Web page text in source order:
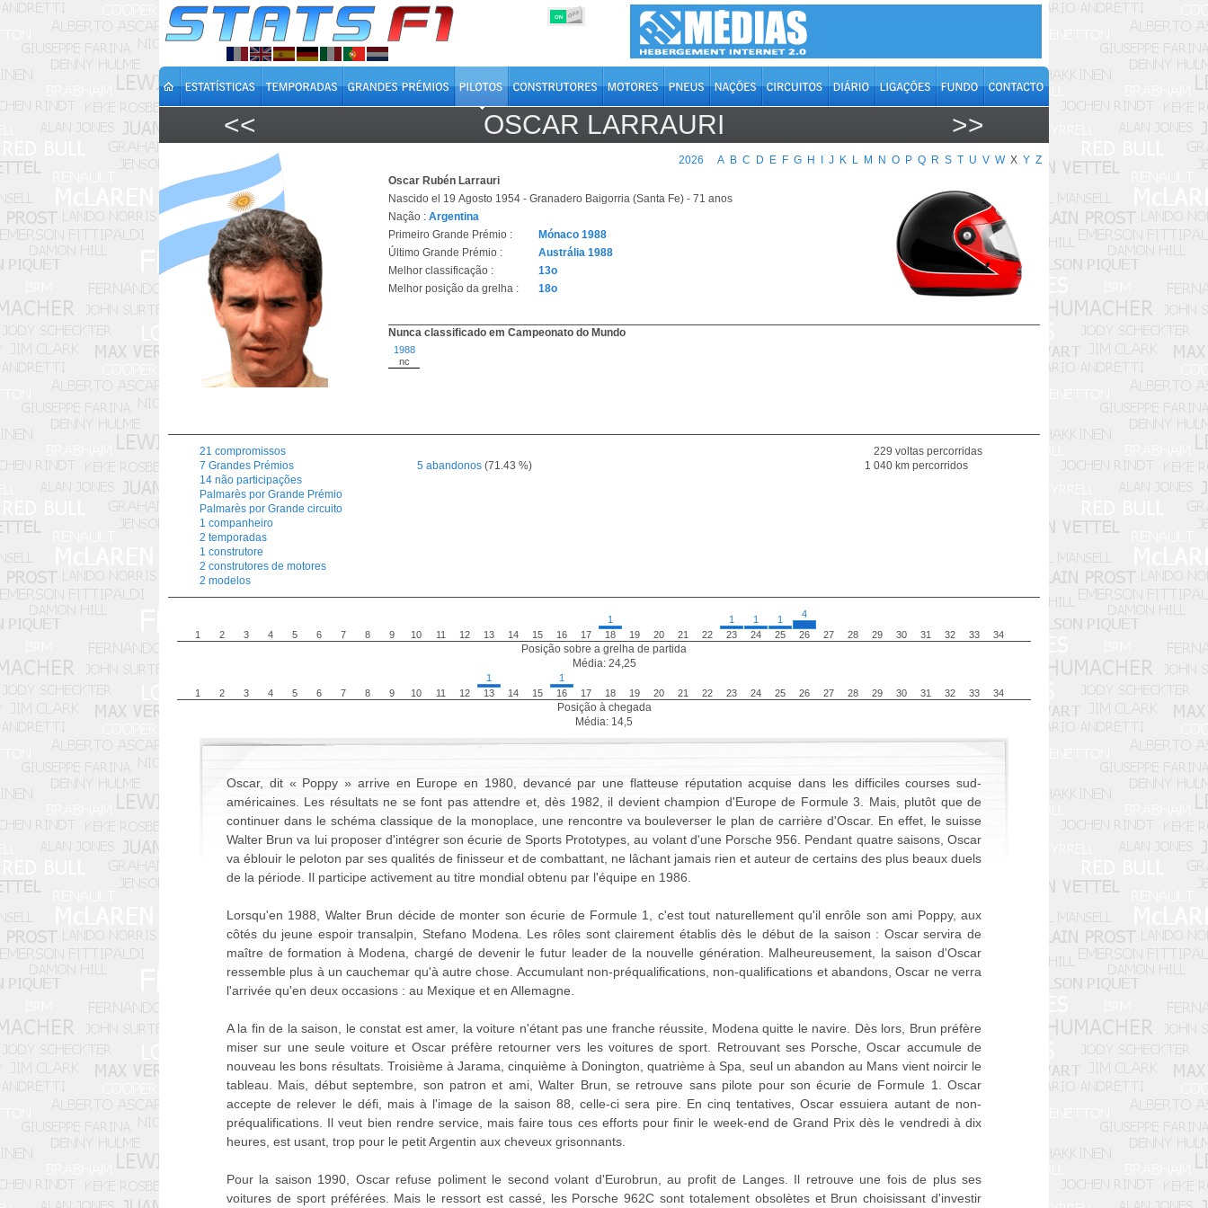
ON OFF
<< OSCAR LARRAURI >>
2026 A B C D E F G H J K L M N O P Q R S T U V W X Y Z
Oscar Rubén Larrauri
Nascido el 19 Agosto 1954 - Granadero Baigorria (Santa Fe) - 71 anos
Nação : Argentina
Primeiro Grande Prémio :
Mónaco 1988
Último Grande Prémio :
Austrália 1988
Melhor classificação :
13o
Melhor posição da grelha :
18o
Nunca classificado em Campeonato do Mundo
1988
nc
21 compromissos
7 Grandes Prémios
14 não participações
Palmarès por Grande Prémio
Palmarès por Grande circuito
1 companheiro
2 temporadas
1 construtore
2 construtores de motores
2 modelos
5 abandonos (71.43 %)
229 voltas percorridas
1 040 km percorridos
1 2 3 4 5 6 7 8 9 10 11 12 13 14 15 16 17
1
18
19 20 21 22
1
23
1
24
1
25
4
26
27 28 29 30 31 32 33 34
Posição sobre a grelha de partida
Média: 24,25
1 2 3 4 5 6 7 8 9 10 11 12
1
13
14 15
1
16
17 18 19 20 21 22 23 24 25 26 27 28 29 30 31 32 33 34
Posição à chegada
Média: 14,5
Oscar, dit « Poppy » arrive en Europe en 1980, devancé par une flatteuse réputation acquise dans les difficiles courses sud-
américaines. Les résultats ne se font pas attendre et, dès 1982, il devient champion d'Europe de Formule 3. Mais, plutôt que de
continuer dans le schéma classique de la monoplace, une rencontre va bouleverser le plan de carrière d'Oscar. En effet, le suisse
Walter Brun va lui proposer d'intégrer son écurie de Sports Prototypes, au volant d'une Porsche 956. Pendant quatre saisons, Oscar
va éblouir le peloton par ses qualités de finisseur et de combattant, ne lâchant jamais rien et auteur de certains des plus beaux duels
de la période. Il participe activement au titre mondial obtenu par l'équipe en 1986.
Lorsqu'en 1988, Walter Brun décide de monter son écurie de Formule 1, c'est tout naturellement qu'il enrôle son ami Poppy, aux
côtés du jeune espoir transalpin, Stefano Modena. Les rôles sont clairement établis dès le début de la saison : Oscar servira de
maître de formation à Modena, chargé de devenir le futur leader de la nouvelle génération. Malheureusement, la saison d'Oscar
ressemble plus à un cauchemar qu'à autre chose. Accumulant non-préqualifications, non-qualifications et abandons, Oscar ne verra
l'arrivée qu'en deux occasions : au Mexique et en Allemagne.
A la fin de la saison, le constat est amer, la voiture n'étant pas une franche réussite, Modena quitte le navire. Dès lors, Brun préfère
miser sur une seule voiture et Oscar préfère retourner vers les voitures de sport. Retrouvant ses Porsche, Oscar accumule de
nouveau les bons résultats. Troisième à Jarama, cinquième à Donington, quatrième à Spa, seul un abandon au Mans vient noircir le
tableau. Mais, début septembre, son patron et ami, Walter Brun, se retrouve sans pilote pour son écurie de Formule 1. Oscar
accepte de relever le défi, mais à l'image de la saison 88, celle-ci sera pire. En cinq tentatives, Oscar essuiera autant de non-
préqualifications. Il veut bien rendre service, mais faire tous ces efforts pour finir le week-end de Grand Prix dès le vendredi à dix
heures, est usant, trop pour le petit Argentin aux cheveux grisonnants.
Pour la saison 1990, Oscar refuse poliment le second volant d'Eurobrun, au profit de Langes. Il retrouve une fois de plus ses
voitures de sport préférées. Mais le ressort est cassé, les Porsche 962C sont totalement obsolètes et Brun choisissant d'investir